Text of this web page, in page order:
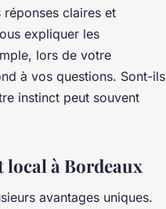
claires et
expliquer les
lors de votre
à vos questions. Sont-ils
instinct peut souvent
local à Bordeaux
avantages uniques.